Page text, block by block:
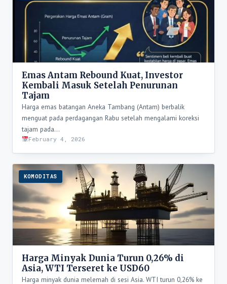
Emas Antam Rebound Kuat, Investor
Kembali Masuk Setelah Penurunan
Tajam
Harga emas batangan Aneka Tambang (Antam) berbalik
menguat pada perdagangan Rabu setelah mengalami koreksi
tajam pada…
February 4, 2026
KOMODITAS
Harga Minyak Dunia Turun 0,26% di
Asia, WTI Terseret ke USD60
Harga minyak dunia melemah di sesi Asia. WTI turun 0,26% ke